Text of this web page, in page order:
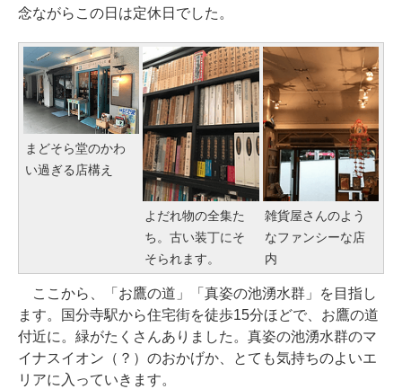
念ながらこの日は定休日でした。
まどそら堂のかわ
い過ぎる店構え
よだれ物の全集た
ち。古い装丁にそ
そられます。
雑貨屋さんのよう
なファンシーな店
内
ここから、「お鷹の道」「真姿の池湧水群」を目指し
ます。国分寺駅から住宅街を徒歩15分ほどで、お鷹の道
付近に。緑がたくさんありました。真姿の池湧水群のマ
イナスイオン（？）のおかげか、とても気持ちのよいエ
リアに入っていきます。